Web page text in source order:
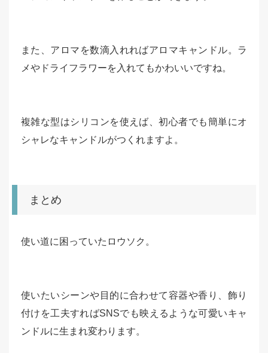
また、アロマを数滴入れればアロマキャンドル。ラ
メやドライフラワーを入れてもかわいいですね。
複雑な型はシリコンを使えば、初心者でも簡単にオ
シャレなキャンドルがつくれますよ。
まとめ
使い道に困っていたロウソク。
使いたいシーンや目的に合わせて容器や香り、飾り
付けを工夫すればSNSでも映えるような可愛いキャ
ンドルに生まれ変わります。